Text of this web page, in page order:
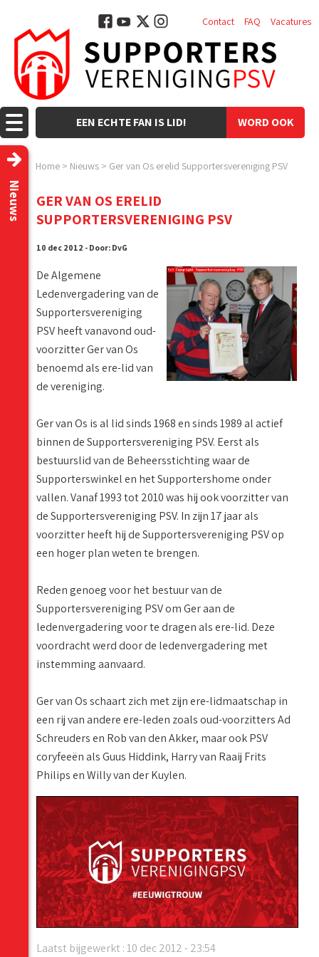
WORD OOK
EEN ECHTE FAN IS LID!
Contact FAQ Vacatures
Home > Nieuws > Ger van Os erelid Supportersvereniging PSV
Nieuws
GER VAN OS ERELID
SUPPORTERSVERENIGING PSV
10 dec 2012 - Door: DvG
De Algemene
Ledenvergadering van de
Supportersvereniging
PSV heeft vanavond oud-
voorzitter Ger van Os
benoemd als ere-lid van
de vereniging.
Ger van Os is al lid sinds 1968 en sinds 1989 al actief
binnen de Supportersvereniging PSV. Eerst als
bestuurslid van de Beheersstichting waar de
Supporterswinkel en het Supportershome onder
vallen. Vanaf 1993 tot 2010 was hij ook voorzitter van
de Supportersvereniging PSV. In zijn 17 jaar als
voorzitter heeft hij de Supportersvereniging PSV op
een hoger plan weten te brengen.
Reden genoeg voor het bestuur van de
Supportersvereniging PSV om Ger aan de
ledenvergadering voor te dragen als ere-lid. Deze
voordracht werd door de ledenvergadering met
instemming aanvaard.
Ger van Os schaart zich met zijn ere-lidmaatschap in
een rij van andere ere-leden zoals oud-voorzitters Ad
Schreuders en Rob van den Akker, maar ook PSV
coryfeeën als Guus Hiddink, Harry van Raaij Frits
Philips en Willy van der Kuylen.
Laatst bijgewerkt : 10 dec 2012 - 23:54